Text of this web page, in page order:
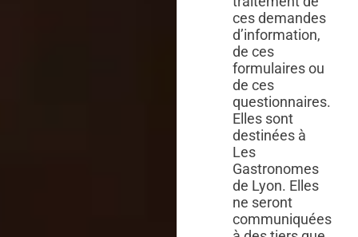
ces demandes
d’information,
de ces
formulaires ou
de ces
questionnaires.
Elles sont
destinées à
Les
Gastronomes
de Lyon. Elles
ne seront
communiquées